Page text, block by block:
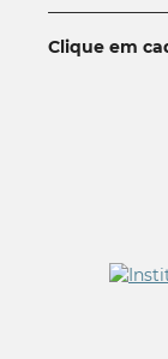
Clique em